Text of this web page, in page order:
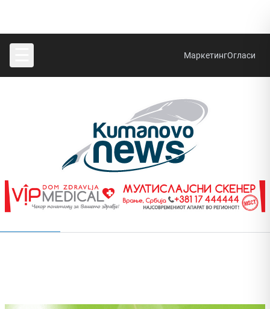
МаркетингОгласи